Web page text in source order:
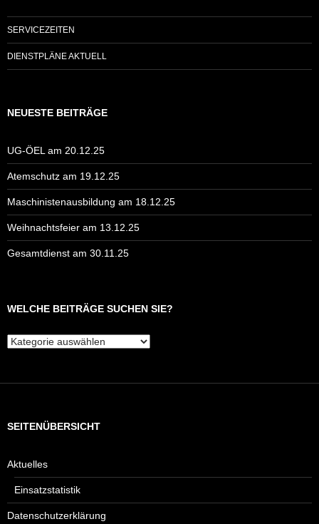
SERVICEZEITEN
DIENSTPLÄNE AKTUELL
NEUESTE BEITRÄGE
UG-ÖEL am 20.12.25
Atemschutz am 19.12.25
Maschinistenausbildung am 18.12.25
Weihnachtsfeier am 13.12.25
Gesamtdienst am 30.11.25
WELCHE BEITRÄGE SUCHEN SIE?
Welche
SEITENÜBERSICHT
Aktuelles
Einsatzstatistik
Datenschutzerklärung